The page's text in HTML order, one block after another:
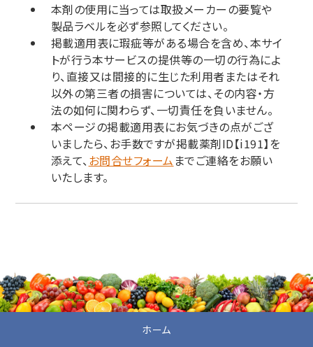
本剤の使用に当っては取扱メーカーの要覧や
製品ラベルを必ず参照してください。
掲載適用表に瑕疵等がある場合を含め、本サイ
トが行う本サービスの提供等の一切の行為によ
り、直接又は間接的に生じた利用者またはそれ
以外の第三者の損害については、その内容・方
法の如何に関わらず、一切責任を負いません。
本ページの掲載適用表にお気づきの点がござ
いましたら、お手数ですが掲載薬剤ID【i191】を
添えて、お問合せフォーム までご連絡をお願い
いたします。
ホーム